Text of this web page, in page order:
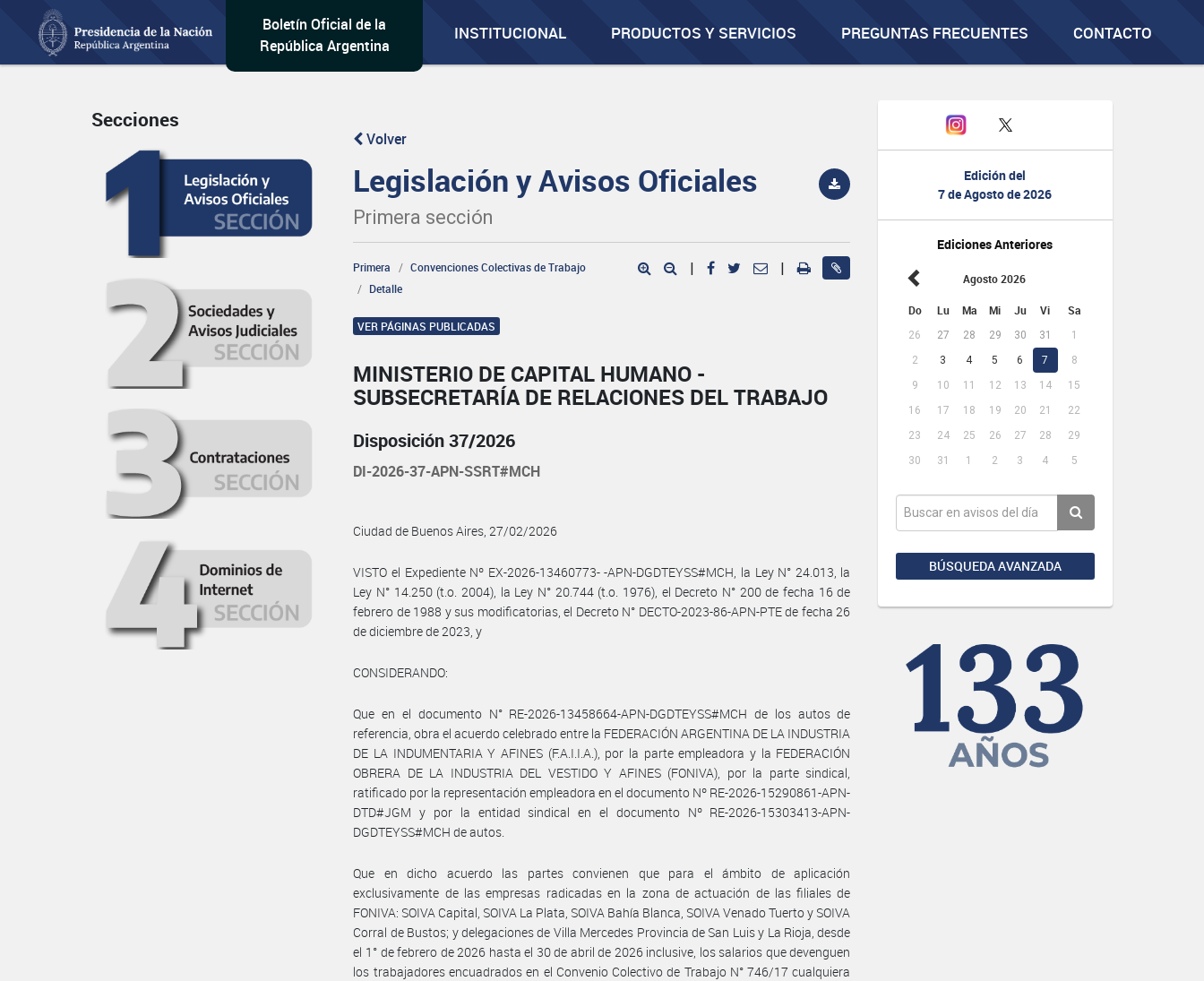
Boletín Oficial de la
República Argentina
INSTITUCIONAL PRODUCTOS Y SERVICIOS PREGUNTAS FRECUENTES CONTACTO
Edición del
7 de Agosto de 2026
Ediciones Anteriores
Agosto 2026
Do Lu Ma Mi Ju Vi Sa
26 27 28 29 30 31
1
2
3 4 5 6 7
8
9
10 11 12 13 14
15
16
17 18 19 20 21
22
23
24 25 26 27 28
29
30
31 1 2 3 4 5
BÚSQUEDA AVANZADA
Secciones
Volver
Legislación y Avisos Oficiales
Primera sección
Primera
Convenciones Colectivas de Trabajo
Detalle
| |
VER PÁGINAS PUBLICADAS
MINISTERIO DE CAPITAL HUMANO -
SUBSECRETARÍA DE RELACIONES DEL TRABAJO
Disposición 37/2026
DI-2026-37-APN-SSRT#MCH
Ciudad de Buenos Aires, 27/02/2026
VISTO el Expediente Nº EX-2026-13460773- -APN-DGDTEYSS#MCH, la Ley N° 24.013, la
Ley N° 14.250 (t.o. 2004), la Ley N° 20.744 (t.o. 1976), el Decreto N° 200 de fecha 16 de
febrero de 1988 y sus modificatorias, el Decreto N° DECTO-2023-86-APN-PTE de fecha 26
de diciembre de 2023, y
CONSIDERANDO:
Que en el documento N° RE-2026-13458664-APN-DGDTEYSS#MCH de los autos de
referencia, obra el acuerdo celebrado entre la FEDERACIÓN ARGENTINA DE LA INDUSTRIA
DE LA INDUMENTARIA Y AFINES (F.A.I.I.A.), por la parte empleadora y la FEDERACIÓN
OBRERA DE LA INDUSTRIA DEL VESTIDO Y AFINES (FONIVA), por la parte sindical,
ratificado por la representación empleadora en el documento Nº RE-2026-15290861-APN-
DTD#JGM y por la entidad sindical en el documento Nº RE-2026-15303413-APN-
DGDTEYSS#MCH de autos.
Que en dicho acuerdo las partes convienen que para el ámbito de aplicación
exclusivamente de las empresas radicadas en la zona de actuación de las filiales de
FONIVA: SOIVA Capital, SOIVA La Plata, SOIVA Bahía Blanca, SOIVA Venado Tuerto y SOIVA
Corral de Bustos; y delegaciones de Villa Mercedes Provincia de San Luis y La Rioja, desde
el 1° de febrero de 2026 hasta el 30 de abril de 2026 inclusive, los salarios que devenguen
los trabajadores encuadrados en el Convenio Colectivo de Trabajo N° 746/17 cualquiera